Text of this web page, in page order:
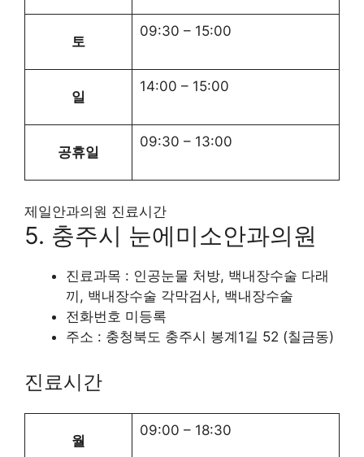
토
09:30 – 15:00
일
14:00 – 15:00
공휴일
09:30 – 13:00
제일안과의원 진료시간
5. 충주시 눈에미소안과의원
진료과목 : 인공눈물 처방, 백내장수술 다래
끼, 백내장수술 각막검사, 백내장수술
전화번호 미등록
주소 : 충청북도 충주시 봉계1길 52 (칠금동)
진료시간
월
09:00 – 18:30